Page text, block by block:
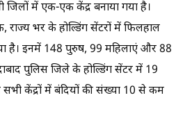
जिलों में एक-एक केंद्र बनाया गया है।
राज्य भर के होल्डिंग सेंटरों में फिलहाल
है। इनमें 148 पुरुष, 99 महिलाएं और 88
पुलिस जिले के होल्डिंग सेंटर में 19
सभी केंद्रों में बंदियों की संख्या 10 से कम